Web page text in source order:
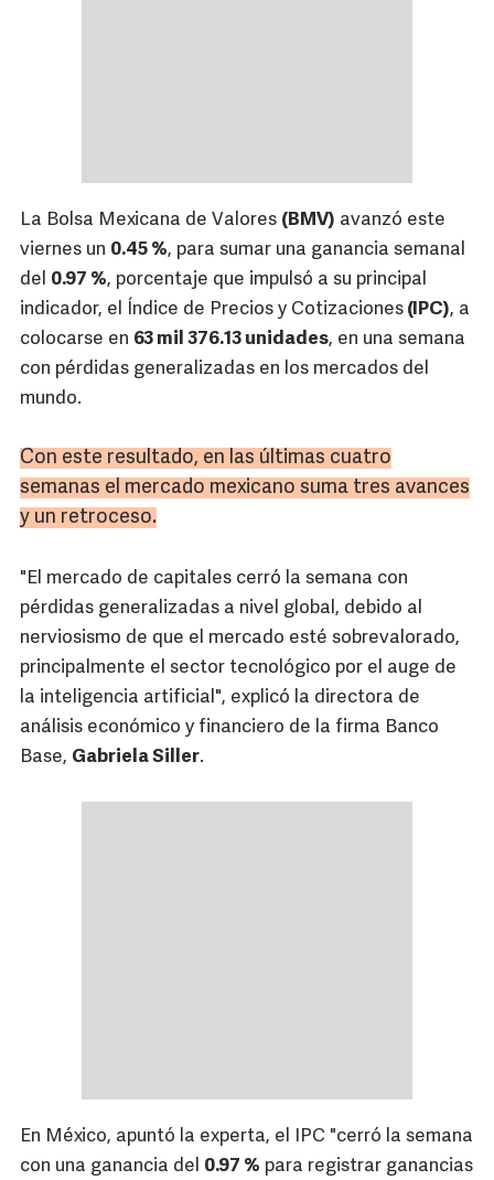
La Bolsa Mexicana de Valores (BMV) avanzó este
viernes un 0.45 %, para sumar una ganancia semanal
del 0.97 %, porcentaje que impulsó a su principal
indicador, el Índice de Precios y Cotizaciones (IPC), a
colocarse en 63 mil 376.13 unidades, en una semana
con pérdidas generalizadas en los mercados del
mundo.
Con este resultado, en las últimas cuatro
semanas el mercado mexicano suma tres avances
y un retroceso.
"El mercado de capitales cerró la semana con
pérdidas generalizadas a nivel global, debido al
nerviosismo de que el mercado esté sobrevalorado,
principalmente el sector tecnológico por el auge de
la inteligencia artificial", explicó la directora de
análisis económico y financiero de la firma Banco
Base, Gabriela Siller.
En México, apuntó la experta, el IPC "cerró la semana
con una ganancia del 0.97 % para registrar ganancias